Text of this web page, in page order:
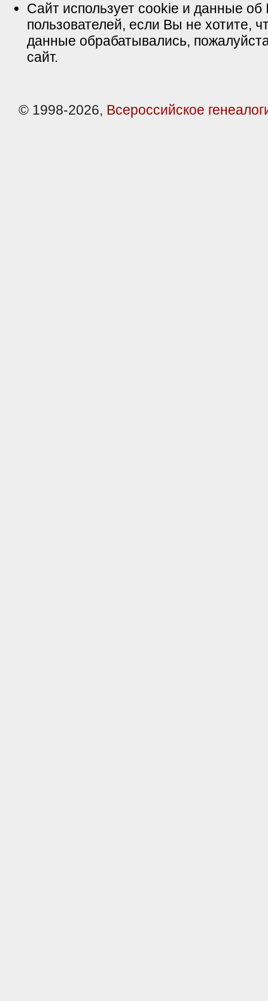
Сайт использует cookie и данные об
пользователей, если Вы не хотите,
данные обрабатывались,
сайт.
© 1998-2026, Всероссийское